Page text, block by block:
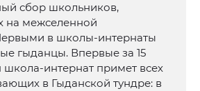
сбор школьников,
межселенной
в школы-интернаты
гыданцы. Впервые за 15
школа-интернат примет всех
в Гыданской тундре: в